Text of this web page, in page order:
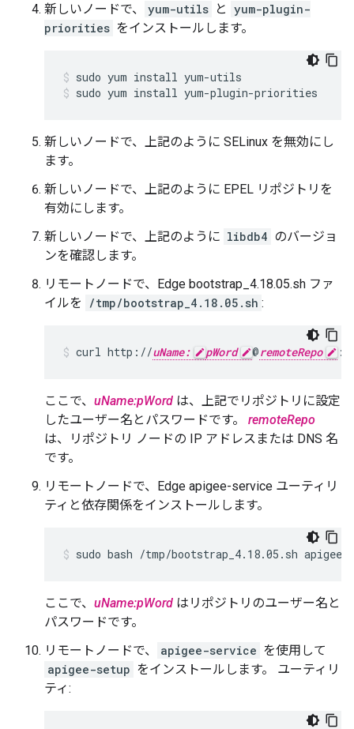
新しいノードで、 yum-utils と yum-plugin-
priorities をインストールします。
sudo yum install yum-plugin-priorities
新しいノードで、上記のように SELinux を無効にし
ます。
新しいノードで、上記のように EPEL リポジトリを
有効にします。
新しいノードで、上記のように libdb4 のバージョ
ンを確認します。
リモートノードで、Edge bootstrap_4.18.05.sh ファ
イルを
/tmp/bootstrap_4.18.05.sh :
curl http://uName: pWord @remoteRepo
ここで、 uName:pWord は、上記でリポジトリに設定
したユーザー名とパスワードです。 remoteRepo
は、リポジトリ ノードの IP アドレスまたは DNS 名
です。
リモートノードで、Edge apigee-service ユーティリ
ティと依存関係をインストールします。
sudo bash /tmp/bootstrap_4.18.05.sh
ここで、 uName:pWord はリポジトリのユーザー名と
パスワードです。
リモートノードで、
apigee-service を使用して
apigee-setup をインストールします。 ユーティリ
ティ: